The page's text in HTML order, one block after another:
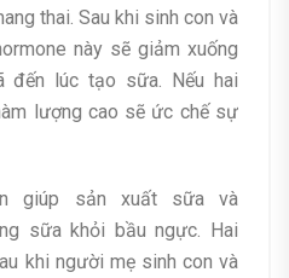
thai. Sau khi sinh con và
này sẽ giảm xuống
đến lúc tạo sữa. Nếu hai
lượng cao sẽ ức chế sự
giúp sản xuất sữa và
sữa khỏi bầu ngực. Hai
khi người mẹ sinh con và